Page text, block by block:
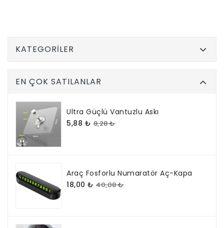
KATEGORILER
EN ÇOK SATILANLAR
Ultra Güçlü Vantuzlu Askı
5,88 ₺ 8,28 ₺
Araç Fosforlu Numaratör Aç-Kapa
18,00 ₺ 40,08 ₺